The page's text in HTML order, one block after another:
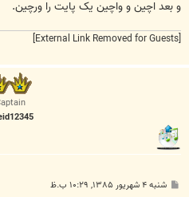
و بعد اچين و واچين يک پايت را ورچين.
پ شنبه ۴ شهریور ۱۳۸۵, ۱۰:۲۹ ب.ظ